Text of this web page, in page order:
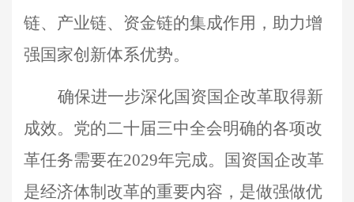
链、产业链、资金链的集成作用，助力增
强国家创新体系优势。
确保进一步深化国资国企改革取得新
成效。党的二十届三中全会明确的各项改
革任务需要在2029年完成。国资国企改革
是经济体制改革的重要内容，是做强做优